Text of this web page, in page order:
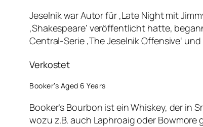
Jeselnik war Autor für ‚Late Night mit
‚Shakespeare‘ veröffentlicht hatte,
Central-Serie ‚The Jeselnik Offensive‘
Verkostet
Booker’s Aged 6 Years
Booker’s Bourbon ist ein Whiskey, der in
wozu z.B. auch Laphroaig oder